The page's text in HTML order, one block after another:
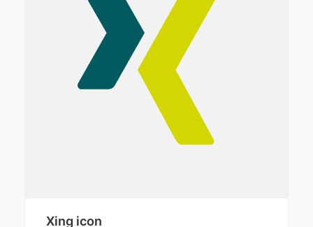
Xing icon